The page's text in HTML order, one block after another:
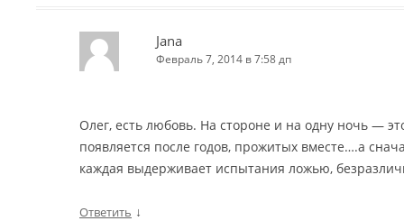
Jana
Февраль 7, 2014 в 7:58 дп
Олег, есть любовь. На стороне и на одну ночь —
появляется после годов, прожитых вместе….а
каждая выдерживает испытания ложью,
Ответить ↓